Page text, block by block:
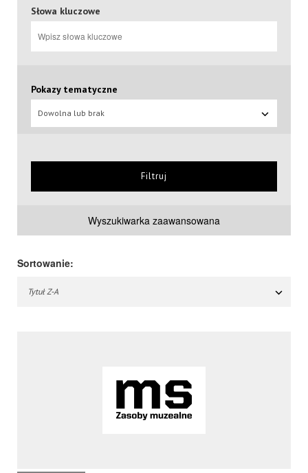
Słowa kluczowe
Pokazy tematyczne
Dowolna lub brak
Filtruj
Wyszukiwarka zaawansowana
Sortowanie:
Tytuł Z-A